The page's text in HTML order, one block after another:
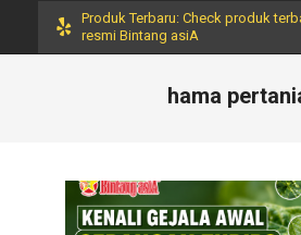
Produk Terbaru: Check produk
resmi Bintang asiA
hama